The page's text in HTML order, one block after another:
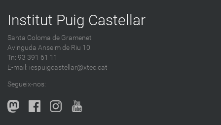
Institut Puig Castellar
Santa Coloma de Gramenet
Avinguda Anselm de Riu 10
Tn: 93 391 61 11
E-mail: iespuigcastellar@xtec.cat
Segueix-nos: